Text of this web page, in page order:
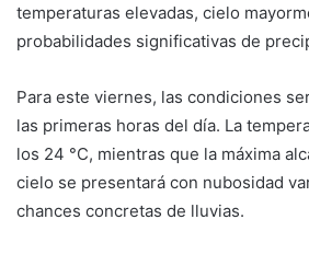
temperaturas elevadas, cielo
probabilidades significativas de
Para este viernes, las condiciones
las primeras horas del día. La
los 24 °C, mientras que la máxima
cielo se presentará con nubosidad
chances concretas de lluvias.